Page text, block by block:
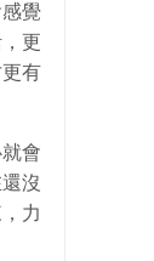
覺
更
有
會
沒
力